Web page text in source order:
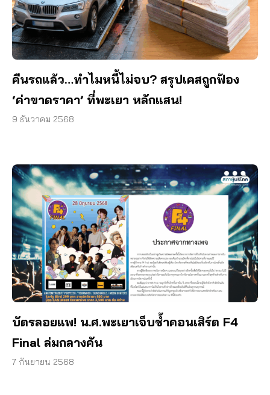
คืนรถแล้ว…ทำไมหนี้ไม่จบ? สรุปเคสถูกฟ้อง
‘ค่าขาดราคา’ ที่พะเยา หลักแสน!
9 ธันวาคม 2568
บัตรลอยแพ! น.ศ.พะเยาเจ็บช้ำคอนเสิร์ต F4
Final ล่มกลางคัน
7 กันยายน 2568